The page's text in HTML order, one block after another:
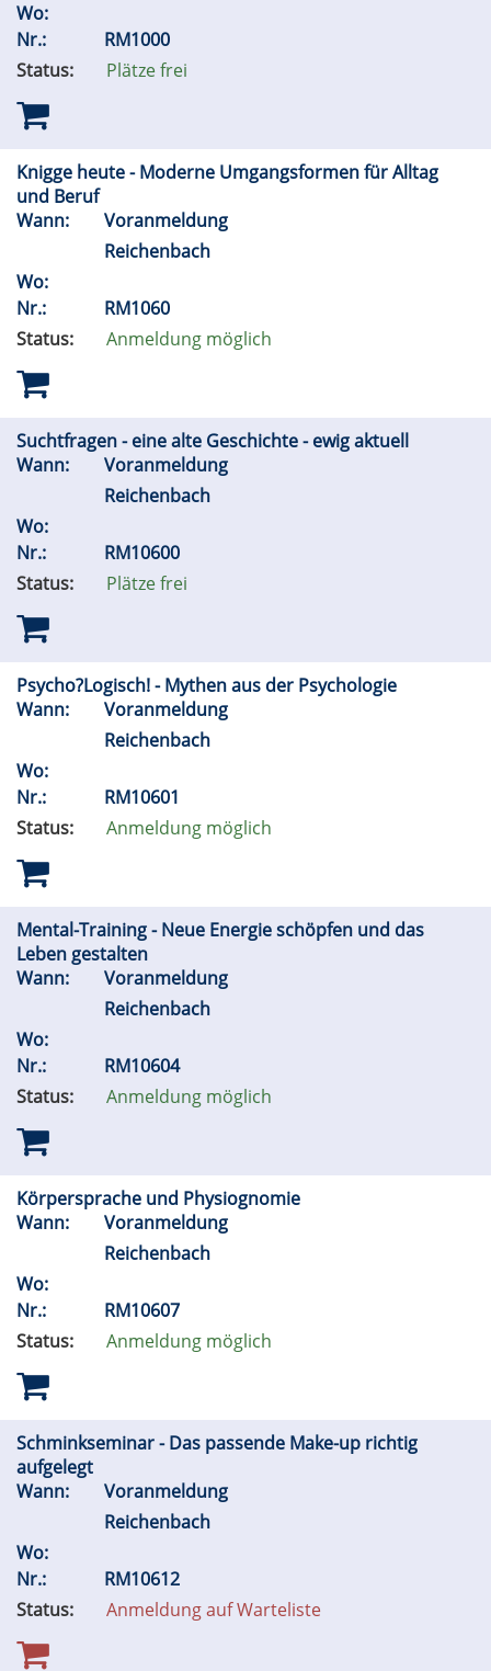
Wo:
Nr.:
RM1000
Status:
Plätze frei
Knigge heute - Moderne Umgangsformen für Alltag
und Beruf
Wann:
Voranmeldung
Reichenbach
Wo:
Nr.:
RM1060
Status:
Anmeldung möglich
Suchtfragen - eine alte Geschichte - ewig aktuell
Wann:
Voranmeldung
Reichenbach
Wo:
Nr.:
RM10600
Status:
Plätze frei
Psycho?Logisch! - Mythen aus der Psychologie
Wann:
Voranmeldung
Reichenbach
Wo:
Nr.:
RM10601
Status:
Anmeldung möglich
Mental-Training - Neue Energie schöpfen und das
Leben gestalten
Wann:
Voranmeldung
Reichenbach
Wo:
Nr.:
RM10604
Status:
Anmeldung möglich
Körpersprache und Physiognomie
Wann:
Voranmeldung
Reichenbach
Wo:
Nr.:
RM10607
Status:
Anmeldung möglich
Schminkseminar - Das passende Make-up richtig
aufgelegt
Wann:
Voranmeldung
Reichenbach
Wo:
Nr.:
RM10612
Status:
Anmeldung auf Warteliste